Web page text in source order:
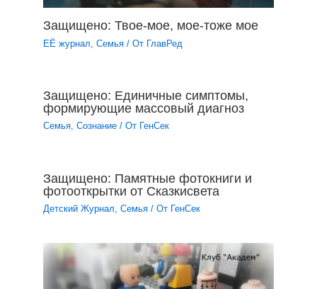
Защищено: Твое-мое, мое-тоже мое
ЕЁ журнал ,Семья / От ГлавРед
Защищено: Единичные симптомы,
формирующие массовый диагноз
Семья,Сознание / От ГенСек
Защищено: Памятные фотокниги и
фотооткрытки от Сказкисвета
Детский Журнал ,Семья / От ГенСек